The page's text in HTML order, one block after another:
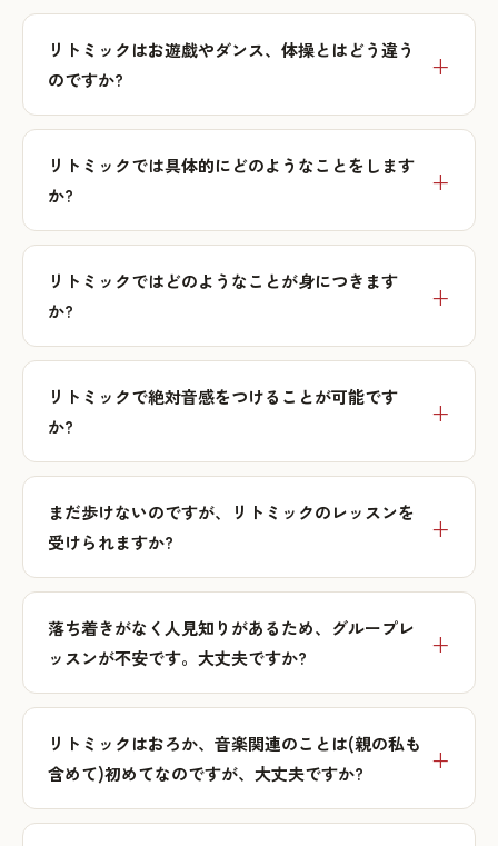
リトミックはお遊戯やダンス、体操とはどう違う
のですか?
リトミックでは具体的にどのようなことをします
か?
リトミックではどのようなことが身につきます
か?
リトミックで絶対音感をつけることが可能です
か?
まだ歩けないのですが、リトミックのレッスンを
受けられますか?
落ち着きがなく人見知りがあるため、グループレ
ッスンが不安です。大丈夫ですか?
リトミックはおろか、音楽関連のことは(親の私も
含めて)初めてなのですが、大丈夫ですか?